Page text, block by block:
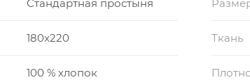
Стандартная простыня
180x220 Ткань
100 % хлопок